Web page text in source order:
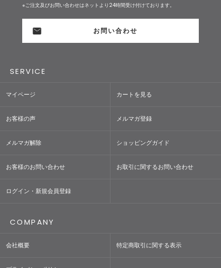
※ご注文及びお問い合わせはネットより24時間受け付けております。
お問い合わせ
SERVICE
マイページ カートを見る
お客様の声 メルマガ登録
メルマガ解除 ショッピングガイド
お客様のお問い合わせ お取引に関するお問い合わせ
ログイン・新規会員登録
COMPANY
会社概要 特定商取引に関する表示